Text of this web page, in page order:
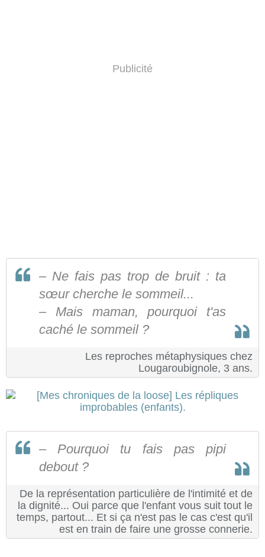
Publicité
– Ne fais pas trop de bruit : ta
sœur cherche le sommeil...
– Mais maman, pourquoi t'as
caché le sommeil ?
Les reproches métaphysiques chez
Lougaroubignole, 3 ans.
– Pourquoi tu fais pas pipi
debout ?
De la représentation particulière de l'intimité et de
la dignité... Oui parce que l'enfant vous suit tout le
temps, partout... Et si ça n'est pas le cas c'est qu'il
est en train de faire une grosse connerie.